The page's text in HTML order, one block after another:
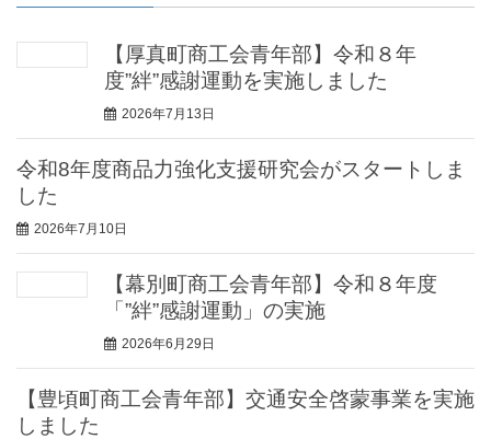
【厚真町商工会青年部】令和８年
度”絆”感謝運動を実施しました
2026年7月13日
令和8年度商品力強化支援研究会がスタートしま
した
2026年7月10日
【幕別町商工会青年部】令和８年度
「”絆”感謝運動」の実施
2026年6月29日
【豊頃町商工会青年部】交通安全啓蒙事業を実施
しました